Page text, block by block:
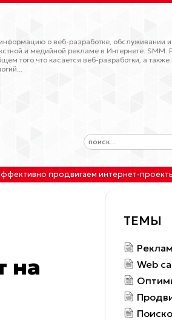
о веб-разработке, обслуживании
и медийной рекламе в Интернете. SMM.
того что касается веб-разработки, а
продвигаем интернет-
на
ТЕМЫ
Web